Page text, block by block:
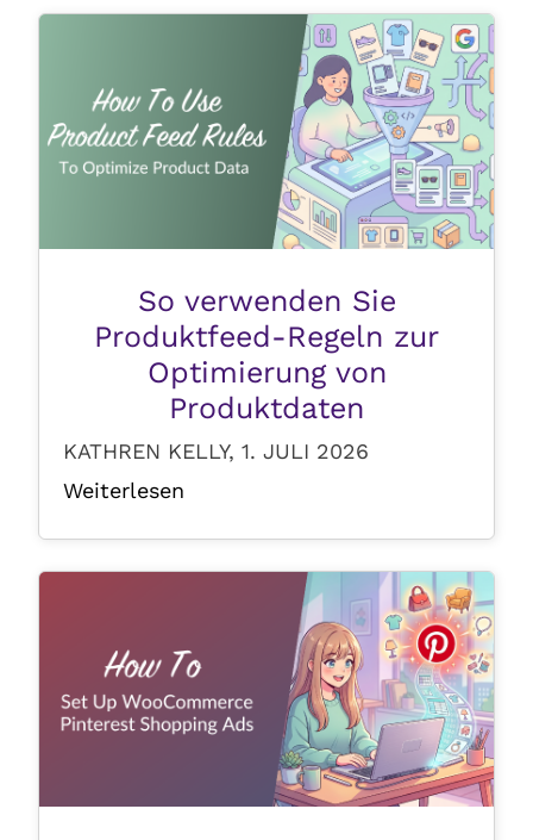
So verwenden Sie
Produktfeed-Regeln zur
Optimierung von
Produktdaten
KATHREN KELLY, 1. JULI 2026
Weiterlesen